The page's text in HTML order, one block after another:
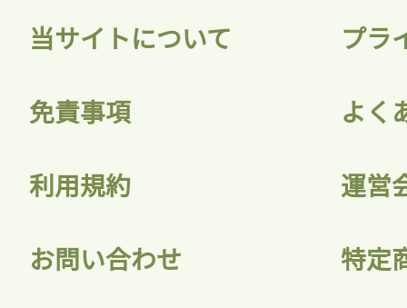
当サイトについて プラ
免責事項 よく
利用規約 運営
お問い合わせ 特定